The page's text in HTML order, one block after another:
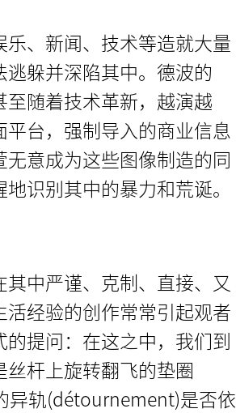
、新闻、技术等造就大量
躲并深陷其中。德波的
随着技术革新，越演越
台，强制导入的商业信息
意成为这些图像制造的同
识别其中的暴力和荒诞。
中严谨、克制、直接、又
经验的创作常常引起观者
提问：在这之中，我们到
杆上旋转翻飞的垫圈
异轨(détournement)是否依